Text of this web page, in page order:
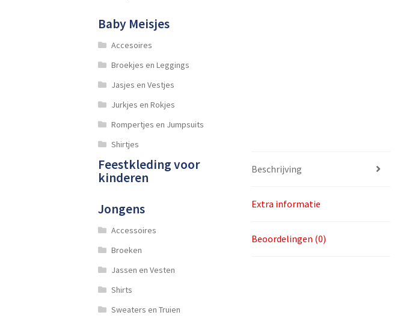
Beschrijving
Extra informatie
Beoordelingen (0)
Baby Meisjes
Accesoires
Broekjes en Leggings
Jasjes en Vestjes
Jurkjes en Rokjes
Rompertjes en Jumpsuits
Shirtjes
Feestkleding voor
kinderen
Jongens
Accessoires
Broeken
Jassen en Vesten
Shirts
Sweaters en Truien